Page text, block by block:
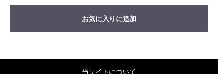
お気に入りに追加
当サイトについて